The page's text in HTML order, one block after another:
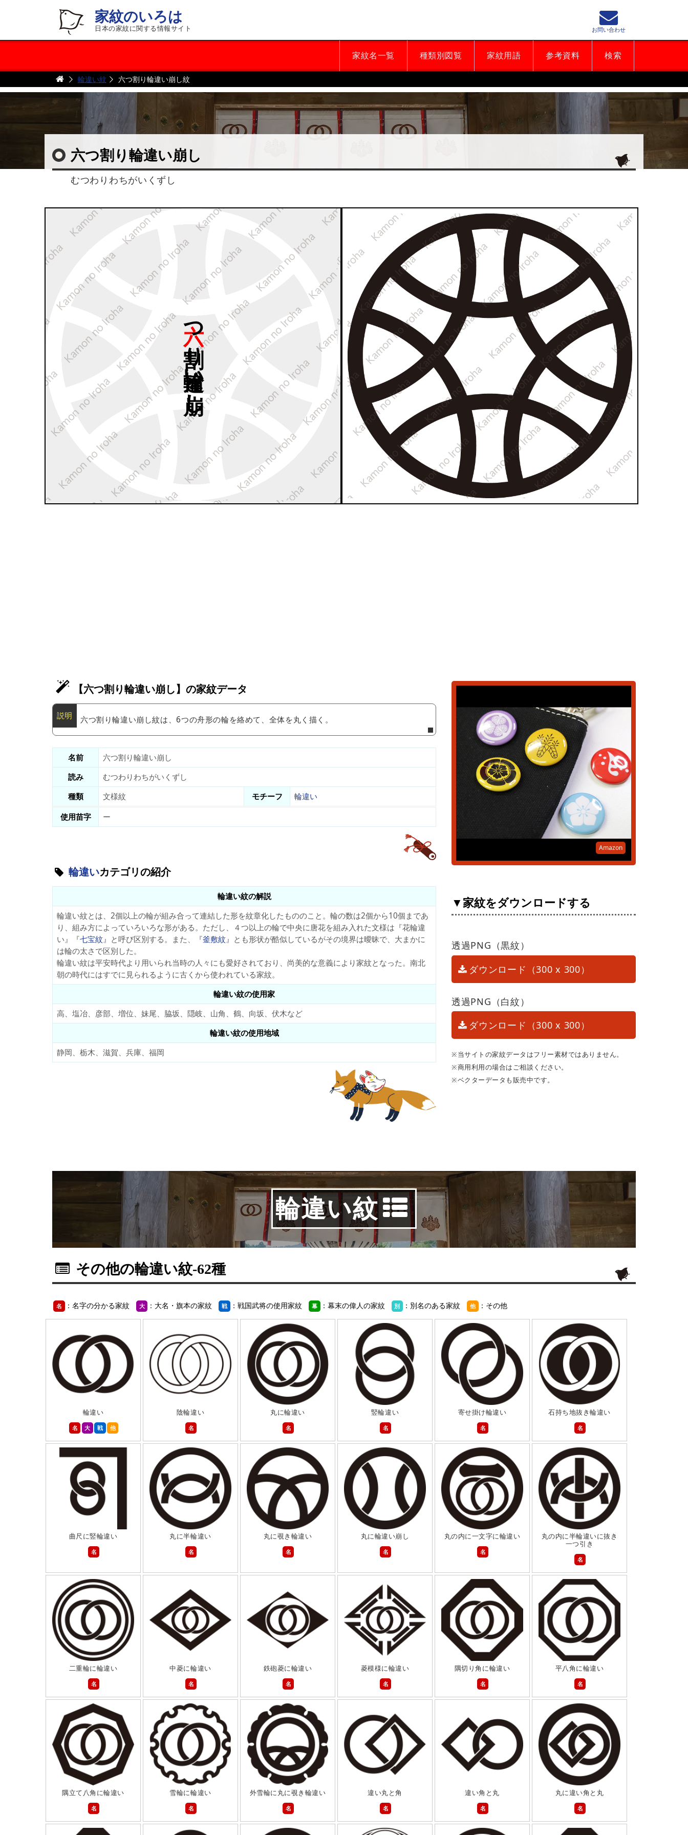
家紋のいろは
日本の家紋に関する情報サイト
家紋名一覧 種類別図覧 家紋用語 参考資料 検索
お問い合わせ
輪違い紋 六つ割り輪違い崩し紋
六つ割り輪違い崩し
むつわりわちがいくずし
崩し
【六つ割り輪違い崩し】の家紋データ
六つ割り輪違い崩し紋は、6つの舟形の輪を絡めて、全体を丸く描く。
名前
六つ割り輪違い崩し
読み
むつわりわちがいくずし
種類
文様紋 モチーフ
輪違い
使用苗字
ー
輪違いカテゴリの紹介
輪違い紋の解説
輪違い紋とは、2個以上の輪が組み合って連結した形を紋章化したもののこと。輪の数は2個から10個まであ
り、組み方によっていろいろな形がある。ただし、４つ以上の輪で中央に唐花を組み入れた文様は『花輪違
い』『七宝紋』と呼び区別する。また、『釜敷紋』とも形状が酷似しているがその境界は曖昧で、大まかに
は輪の太さで区別した。
輪違い紋は平安時代より用いられ当時の人々にも愛好されており、尚美的な意義により家紋となった。南北
朝の時代にはすでに見られるように古くから使われている家紋。
輪違い紋の使用家
高、塩冶、彦部、増位、妹尾、脇坂、隠岐、山角、鶴、向坂、伏木など
輪違い紋の使用地域
静岡、栃木、滋賀、兵庫、福岡
Amazon
▼家紋をダウンロードする
透過PNG（黒紋）
ダウンロード（300 x 300）
透過PNG（白紋）
ダウンロード（300 x 300）
※当サイトの家紋データはフリー素材ではありません。
※商用利用の場合はご相談ください。
※ベクターデータも販売中です。
輪違い紋
その他の輪違い紋-62種
名 ：名字の分かる家紋 大 ：大名・旗本の家紋 戦 ：戦国武将の使用家紋 幕 ：幕末の偉人の家紋 別 ：別名のある家紋 他 ：その他
輪違い
名
大 戦 他
陰輪違い
名
丸に輪違い
名
竪輪違い
名
寄せ掛け輪違い
名
石持ち地抜き輪違い
名
曲尺に竪輪違い
名
丸に半輪違い
名
丸に覗き輪違い
名
丸に輪違い崩し
名
丸の内に一文字に輪違い
名
丸の内に半輪違いに抜き
一つ引き
名
二重輪に輪違い
名
中菱に輪違い
名
鉄砲菱に輪違い
名
菱模様に輪違い
名
隅切り角に輪違い
名
平八角に輪違い
名
隅立て八角に輪違い
名
雪輪に輪違い
名
外雪輪に丸に覗き輪違い
名
違い丸と角
名
違い角と丸
名
丸に違い角と丸
名